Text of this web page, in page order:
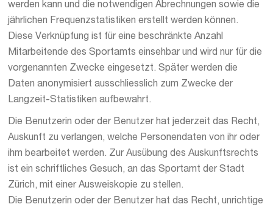
werden kann und die notwendigen Abrechnungen sowie die
jährlichen Frequenzstatistiken erstellt werden können.
Diese Verknüpfung ist für eine beschränkte Anzahl
Mitarbeitende des Sportamts einsehbar und wird nur für die
vorgenannten Zwecke eingesetzt. Später werden die
Daten anonymisiert ausschliesslich zum Zwecke der
Langzeit-Statistiken aufbewahrt.
Die Benutzerin oder der Benutzer hat jederzeit das Recht,
Auskunft zu verlangen, welche Personendaten von ihr oder
ihm bearbeitet werden. Zur Ausübung des Auskunftsrechts
ist ein schriftliches Gesuch, an das Sportamt der Stadt
Zürich, mit einer Ausweiskopie zu stellen.
Die Benutzerin oder der Benutzer hat das Recht, unrichtige